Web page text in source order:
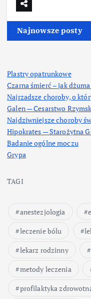
Najnowsze posty
Plastry opatrunkowe
Czarna śmierć – jak
Najrzadsze choroby, o
Galen — Cesarstwo
Najdziwniejsze choroby
Hipokrates — Starożytna
Badanie ogólne moczu
Grypa
TAGI
anestezjologia
leczenie bólu
lekarz rodzinny
metody leczenia
profilaktyka